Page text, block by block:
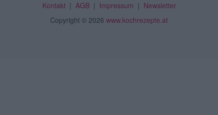
Kontakt| AGB| Impressum | Newsletter
Copyright © 2026 www.kochrezepte.at